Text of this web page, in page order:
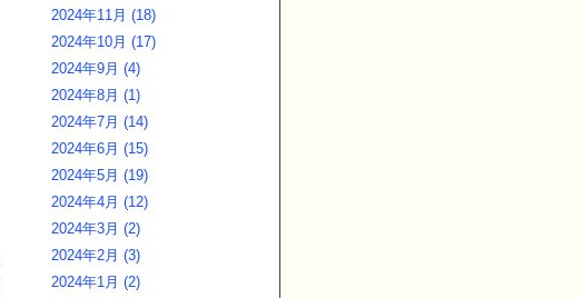
2024年11月 (18)
2024年10月 (17)
2024年9月 (4)
2024年8月 (1)
2024年7月 (14)
2024年6月 (15)
2024年5月 (19)
2024年4月 (12)
2024年3月 (2)
2024年2月 (3)
2024年1月 (2)